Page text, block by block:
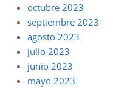
octubre 2023
septiembre 2023
agosto 2023
julio 2023
junio 2023
mayo 2023